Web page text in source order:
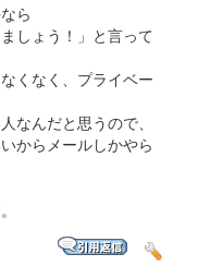
ら
しょう！」と言って
くなく、プライベー
なんだと思うので、
からメールしかやら